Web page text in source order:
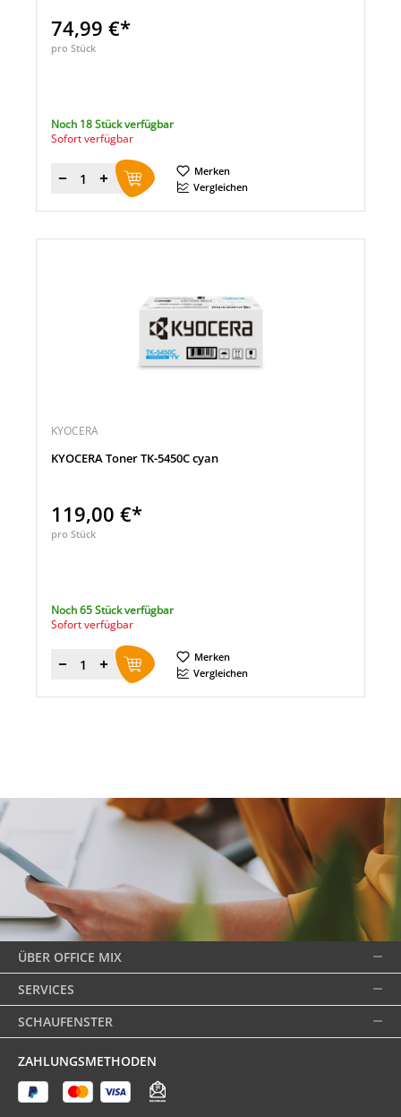
74,99 €*
pro Stück
Noch 18 Stück verfügbar
Sofort verfügbar
Menge
Merken
Vergleichen
KYOCERA
KYOCERA Toner TK-5450C cyan
119,00 €*
pro Stück
Noch 65 Stück verfügbar
Sofort verfügbar
Menge
Merken
Vergleichen
ÜBER OFFICE MIX
SERVICES
SCHAUFENSTER
ZAHLUNGSMETHODEN